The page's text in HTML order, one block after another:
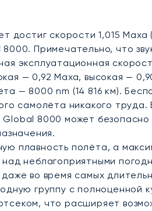
достиг скорости 1,015
Примечательно, что
эксплуатационная
— 0,92 Маха, высокая —
— 8000 nm (14 816 км).
самолёта никакого
8000 может
плавность полёта, а
неблагоприятными
во время самых
группу с полноценной
что расширяет